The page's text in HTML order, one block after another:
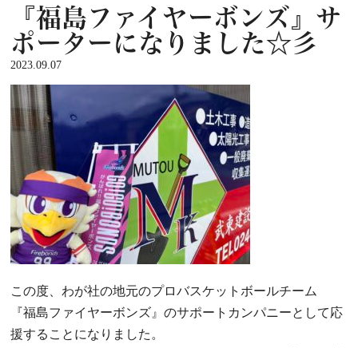
『福島ファイヤーボンズ』サ
ポーターになりました☆彡
2023.09.07
この度、わが社の地元のプロバスケットボールチーム
『福島ファイヤーボンズ』のサポートカンパニーとして応
援することになりました。